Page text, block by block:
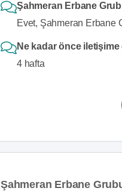
Şahmeran Erbane
Evet, Şahmeran Erbane
Ne kadar önce
4 hafta
Şahmeran Erbane